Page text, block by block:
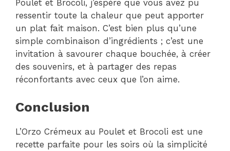
Poulet et Brocoli, j’espère que vous avez pu
ressentir toute la chaleur que peut apporter
un plat fait maison. C’est bien plus qu’une
simple combinaison d’ingrédients ; c’est une
invitation à savourer chaque bouchée, à créer
des souvenirs, et à partager des repas
réconfortants avec ceux que l’on aime.
Conclusion
L’Orzo Crémeux au Poulet et Brocoli est une
recette parfaite pour les soirs où la simplicité